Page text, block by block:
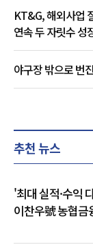
KT&G, 해외사업
연속 두 자릿수 성
야구장 밖으로 번
추천 뉴스
'최대 실적·수익
이찬우號 농협금